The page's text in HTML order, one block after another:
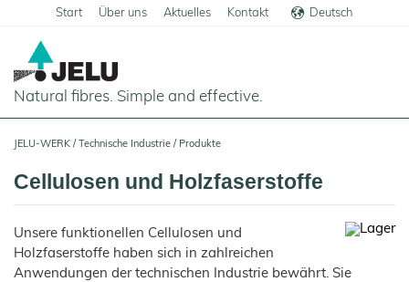
Start Über uns Aktuelles Kontakt Deutsch
Natural fibres. Simple and effective.
Lebensmittel
Übersicht
Anwendungen
JELU-WERK / Technische Industrie / Produkte
Cellulosen und Holzfaserstoffe
Unsere funktionellen Cellulosen und
Holzfaserstoffe haben sich in zahlreichen
Anwendungen der technischen Industrie bewährt. Sie